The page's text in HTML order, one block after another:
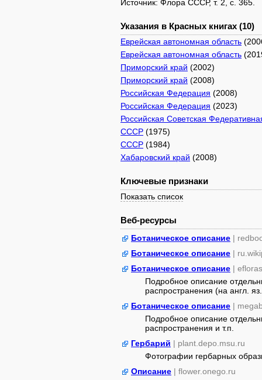
Источник: Флора СССР, т. 2, с. 365.
Указания в Красных книгах (10)
Еврейская автономная область
Еврейская автономная область
Приморский край (2002)
Приморский край (2008)
Российская Федерация (2008)
Российская Федерация (2023)
Российская Советская
СССР (1975)
СССР (1984)
Хабаровский край (2008)
Ключевые признаки
Показать список
Веб-ресурсы
Ботаническое описание |
Ботаническое описание |
Ботаническое описание |
Подробное описание
распространения (на англ.
Ботаническое описание |
Подробное описание
распространения и т.п.
Гербарий | plant.depo.msu.ru
Фотографии гербарных
Описание | flower.onego.ru